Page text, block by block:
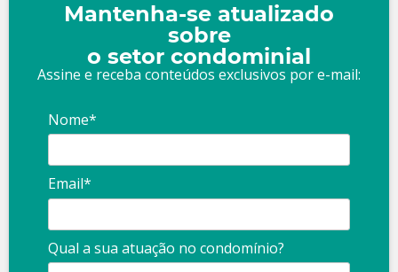
Mantenha-se atualizado
sobre
o setor condominial
Assine e receba conteúdos exclusivos por e-mail:
Nome*
Email*
Qual a sua atuação no condomínio?